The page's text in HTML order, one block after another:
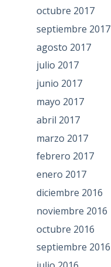
octubre 2017
septiembre 2017
agosto 2017
julio 2017
junio 2017
mayo 2017
abril 2017
marzo 2017
febrero 2017
enero 2017
diciembre 2016
noviembre 2016
octubre 2016
septiembre 2016